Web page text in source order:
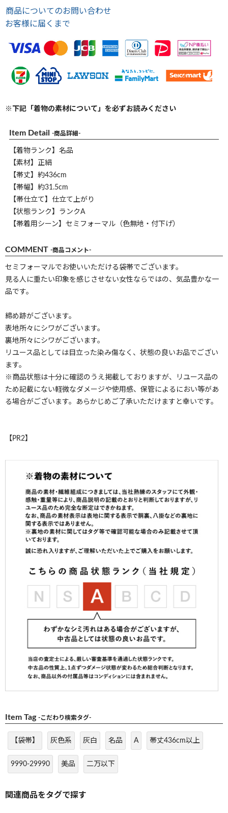
商品についてのお問い合わせ
お客様に届くまで
※下記「着物の素材について」を必ずお読みください
Item Detail -商品詳細-
【着物ランク】名品
【素材】正絹
【帯丈】約436cm
【帯幅】約31.5cm
【帯仕立て】仕立て上がり
【状態ランク】ランクA
【帯着用シーン】セミフォーマル（色無地・付下げ）
COMMENT -商品コメント-
セミフォーマルでお使いいただける袋帯でございます。
見る人に重たい印象を感じさせない女性ならではの、気品豊かな一
品です。
締め跡がございます。
表地所々にシワがございます。
裏地所々にシワがございます。
リユース品としては目立った染み傷なく、状態の良いお品でござい
ます。
※商品状態は十分に確認のうえ掲載しておりますが、リユース品の
ため記載にない軽微なダメージや使用感、保管によるにおい等があ
る場合がございます。あらかじめご了承いただけますと幸いです。
【PR2】
Item Tag -こだわり検索タグ-
【袋帯】 灰色系 灰白 名品 A 帯丈436cm以上
9990-29990 美品 二万以下